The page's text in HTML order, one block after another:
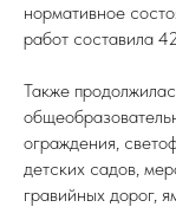
нормативное
работ составила
Также
ограждения,
детских садов,
гравийных дорог,